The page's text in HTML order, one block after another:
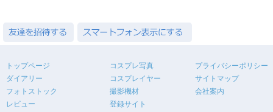
トップページ
ダイアリー
フォトストック
レビュー
コスプレ写真
コスプレイヤー
撮影機材
登録サイト
プライバシーポリシー
サイトマップ
会社案内